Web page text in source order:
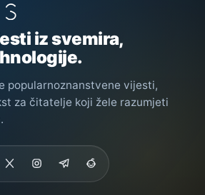
iz svemira,
popularnoznanstvene vijesti,
za čitatelje koji žele razumjeti